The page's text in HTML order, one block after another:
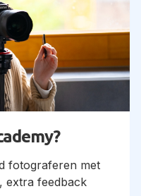
fotograferen met
extra feedback